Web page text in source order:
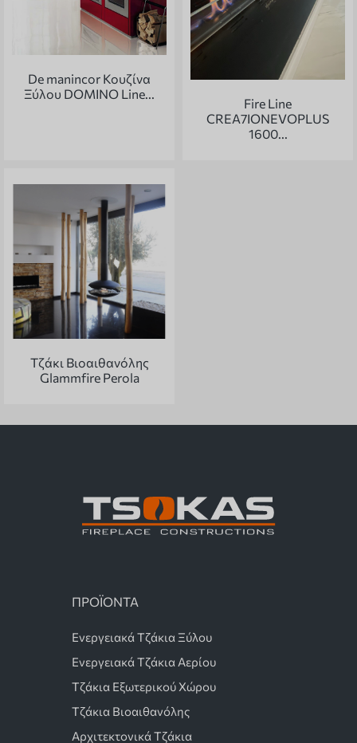
De manincor Κουζίνα
Ξύλου DOMINO Line...
Fire Line
CREA7IONEVOPLUS
1600...
Τζάκι Βιοαιθανόλης
Glammfire Perola
ΠΡΟΪΟΝΤΑ
Ενεργειακά Τζάκια Ξύλου
Ενεργειακά Τζάκια Αερίου
Τζάκια Εξωτερικού Χώρου
Τζάκια Βιοαιθανόλης
Αρχιτεκτονικά Τζάκια